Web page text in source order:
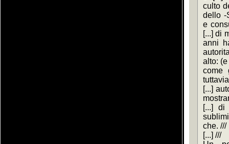
culto
dello -
e
[...] di
anni
alto:
come
[...]
[...] di
che. ///
[...] ///